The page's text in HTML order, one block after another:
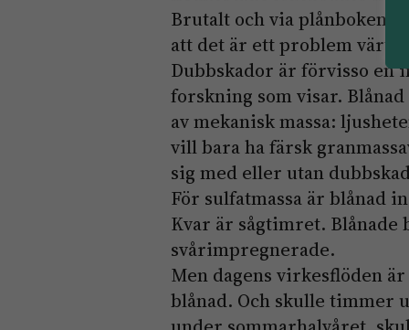
Brutalt och via plånboken.
att det är ett problem värt
Dubbskador är förvisso en
forskning som visar.
av mekanisk massa:
vill bara ha färsk
sig med eller utan
För sulfatmassa är blånad
Kvar är sågtimret. Blånade
svårimpregnerade.
Men dagens virkesflöden
blånad. Och skulle timmer